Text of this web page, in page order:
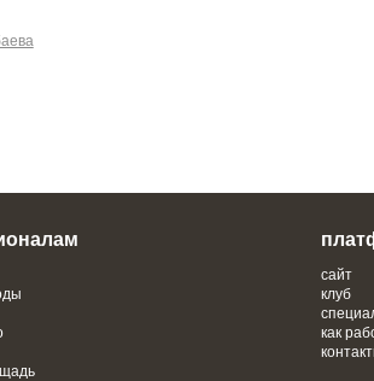
сайт
клуб
как